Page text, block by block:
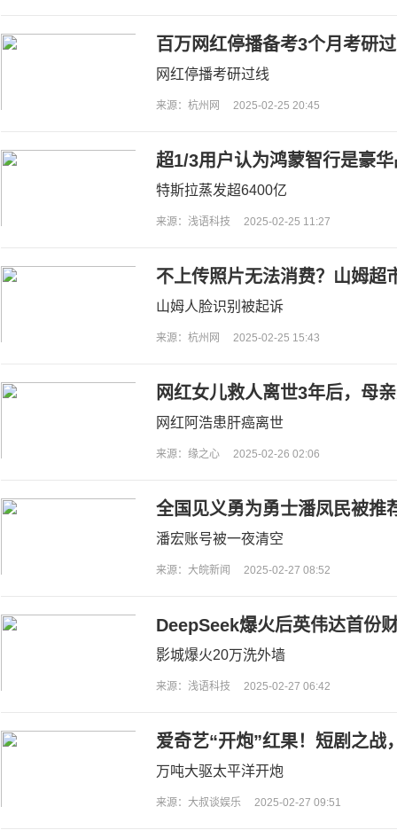
百万网红停播备考3个月考研
网红停播考研过线
来源：杭州网 2025-02-25 20:45
超1/3用户认为鸿蒙智行是豪
特斯拉蒸发超6400亿
来源：浅语科技 2025-02-25 11:27
不上传照片无法消费？山姆超
山姆人脸识别被起诉
来源：杭州网 2025-02-25 15:43
网红女儿救人离世3年后，母
父亲发声
网红阿浩患肝癌离世
来源：缘之心 2025-02-26 02:06
全国见义勇为勇士潘凤民被推
潘宏账号被一夜清空
来源：大皖新闻 2025-02-27 08:52
DeepSeek爆火后英伟达首份
影城爆火20万洗外墙
来源：浅语科技 2025-02-27 06:42
爱奇艺“开炮”红果！短剧之战
万吨大驱太平洋开炮
来源：大叔谈娱乐 2025-02-27 09:51